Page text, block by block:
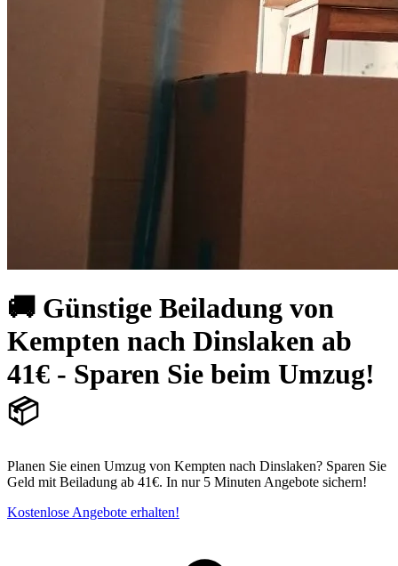
🚚 Günstige Beiladung von
Kempten nach Dinslaken ab
41€ - Sparen Sie beim Umzug!
📦
Planen Sie einen Umzug von Kempten nach Dinslaken? Sparen Sie
Geld mit Beiladung ab 41€. In nur 5 Minuten Angebote sichern!
Kostenlose Angebote erhalten!